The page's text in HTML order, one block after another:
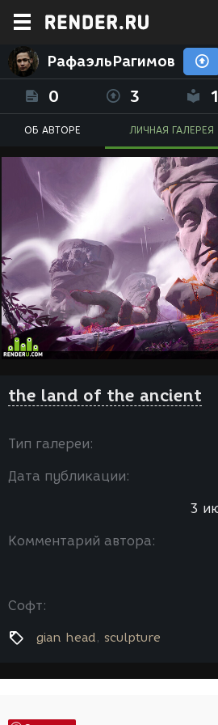
РафаэльРагимов
0 3 1
ОБ АВТОРЕ ЛИЧНАЯ ГАЛЕРЕЯ
the land of the ancient
Тип галереи:
Дата публикации:
3
Комментарий автора:
Софт:
gian head sculpture